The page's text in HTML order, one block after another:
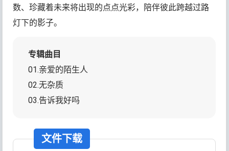
数、珍藏着未来将出现的点点光彩，陪伴彼此跨越过路
灯下的影子。
专辑曲目
01.亲爱的陌生人
02.无杂质
03.告诉我好吗
文件下载